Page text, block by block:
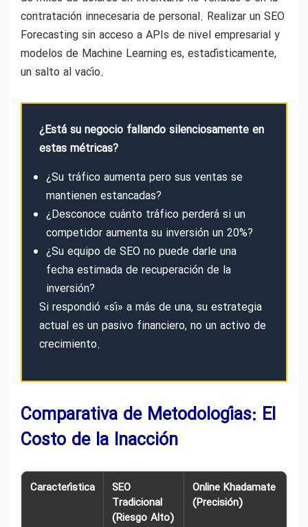
contratación innecesaria de personal. Realizar un SEO
Forecasting sin acceso a APIs de nivel empresarial y
modelos de Machine Learning es, estadísticamente,
un salto al vacío.
¿Está su negocio fallando silenciosamente en
estas métricas?
¿Su tráfico aumenta pero sus ventas se
mantienen estancadas?
¿Desconoce cuánto tráfico perderá si un
competidor aumenta su inversión un 20%?
¿Su equipo de SEO no puede darle una
fecha estimada de recuperación de la
inversión?
Si respondió «sí» a más de una, su estrategia
actual es un pasivo financiero, no un activo de
crecimiento.
Comparativa de Metodologías: El
Costo de la Inacción
Característica
SEO
Tradicional
(Riesgo Alto)
Online Khadamate
(Precisión)